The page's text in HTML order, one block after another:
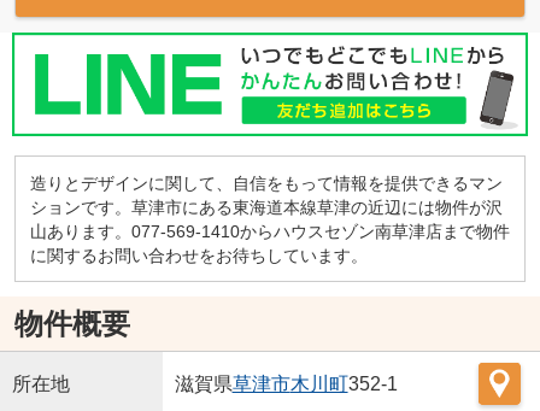
造りとデザインに関して、自信をもって情報を提供できるマン
ションです。草津市にある東海道本線草津の近辺には物件が沢
山あります。077-569-1410からハウスセゾン南草津店まで物件
に関するお問い合わせをお待ちしています。
物件概要
所在地 滋賀県草津市木川町352-1